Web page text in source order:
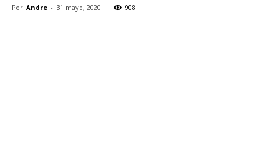
Por Andre - 31 mayo, 2020 908